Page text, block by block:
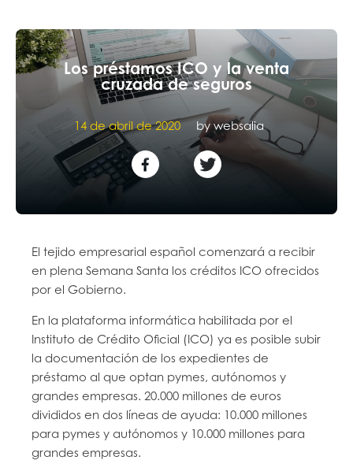
Los préstamos ICO y la venta
cruzada de seguros
14 de abril de 2020 bywebsalia
El tejido empresarial español comenzará a recibir
en plena Semana Santa los créditos ICO ofrecidos
por el Gobierno.
En la plataforma informática habilitada por el
Instituto de Crédito Oficial (ICO) ya es posible subir
la documentación de los expedientes de
préstamo al que optan pymes, autónomos y
grandes empresas. ​20.000 millones de euros ​
divididos en dos líneas de ayuda: 10.000 millones
para pymes y autónomos y 10.000 millones para
grandes empresas.